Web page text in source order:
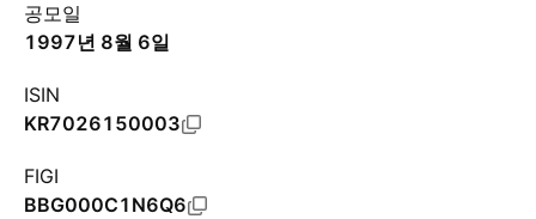
공모일
1997년 8월 6일
ISIN
KR7026150003
FIGI
BBG000C1N6Q6